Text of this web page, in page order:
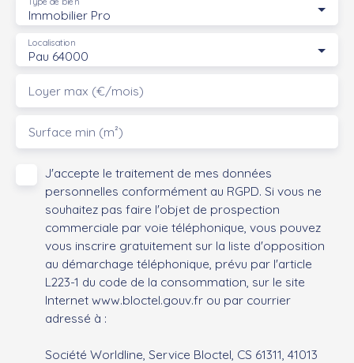
Immobilier Pro
Pau 64000
Localisation
Loyer max (€/mois)
Surface min (m²)
J'accepte le traitement de mes données
personnelles conformément au RGPD. Si vous ne
souhaitez pas faire l'objet de prospection
commerciale par voie téléphonique, vous pouvez
vous inscrire gratuitement sur la liste d'opposition
au démarchage téléphonique, prévu par l'article
L223-1 du code de la consommation, sur le site
Internet www.bloctel.gouv.fr ou par courrier
adressé à :
Société Worldline, Service Bloctel, CS 61311, 41013